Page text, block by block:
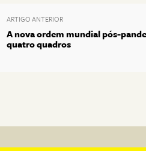
ARTIGO ANTERIOR
A nova ordem mundial pós-
quatro quadros